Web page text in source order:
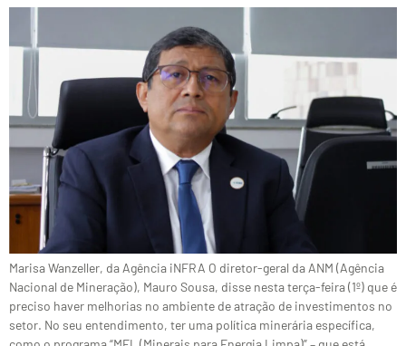
Marisa Wanzeller, da Agência iNFRA O diretor-geral da ANM (Agência
Nacional de Mineração), Mauro Sousa, disse nesta terça-feira (1º) que é
preciso haver melhorias no ambiente de atração de investimentos no
setor. No seu entendimento, ter uma política minerária específica,